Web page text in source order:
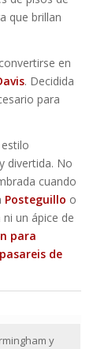
que brillan
en
. Decidida
para
divertida. No
cuando
Posteguillo o
un ápice de
para
de
y